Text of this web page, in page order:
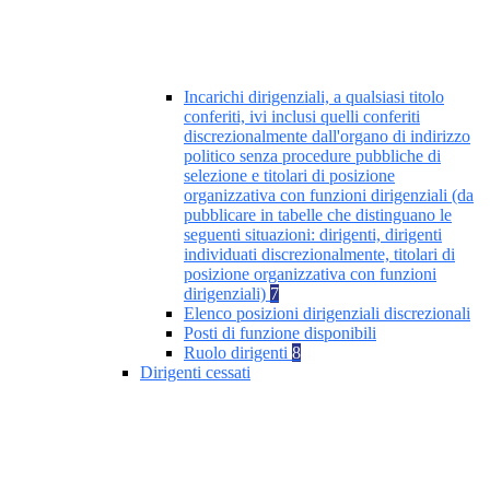
Incarichi dirigenziali, a qualsiasi titolo
conferiti, ivi inclusi quelli conferiti
discrezionalmente dall'organo di indirizzo
politico senza procedure pubbliche di
selezione e titolari di posizione
organizzativa con funzioni dirigenziali (da
pubblicare in tabelle che distinguano le
seguenti situazioni: dirigenti, dirigenti
individuati discrezionalmente, titolari di
posizione organizzativa con funzioni
dirigenziali) 7
Elenco posizioni dirigenziali discrezionali
Posti di funzione disponibili
Ruolo dirigenti 8
Dirigenti cessati